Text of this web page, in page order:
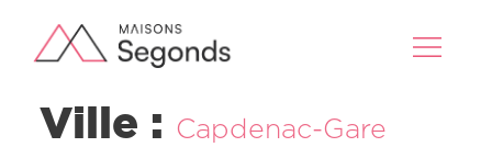
Ville : Capdenac-Gare